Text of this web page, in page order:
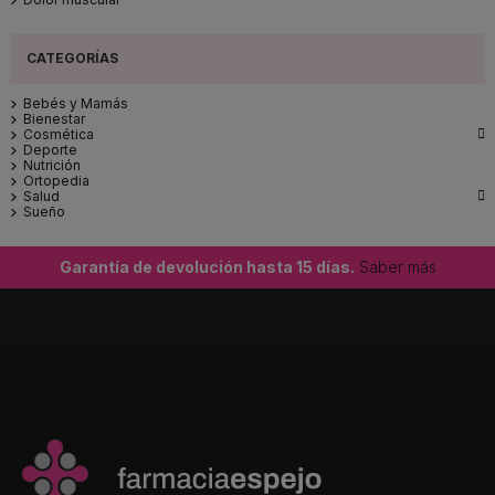
Bebés y Mamás
Bienestar
Cosmética

Deporte
Nutrición
Ortopedia
Salud

Sueño
Garantía de devolución hasta 15 días. Saber más